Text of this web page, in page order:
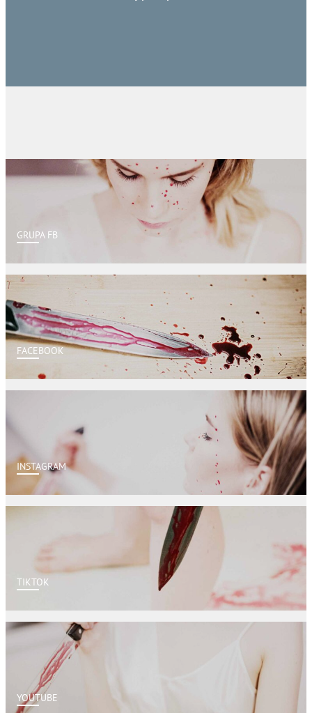
GRUPA FB
FACEBOOK
INSTAGRAM
TIKTOK
YOUTUBE